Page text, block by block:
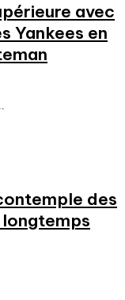
avec
Yankees en
des